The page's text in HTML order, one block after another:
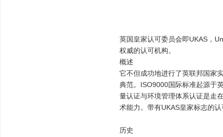
英国皇家认可委员会即UKAS，
权威的认可机构。
概述
它不但成功地进行了英联邦国家
典范。ISO9000国际标准起源于
量认证与环境管理体系认证是走
术能力。带有UKAS皇家标志的
历史